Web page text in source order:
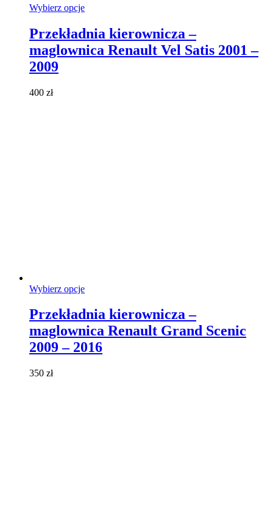
Wybierz opcjeTen
ma
wiele
wariantów.
Przekładnia kierownicza –
maglownica Renault Vel Satis 2001 –
2009
400 zł
Wybierz opcjeTen
ma
wiele
wariantów.
Opcje
można
Przekładnia kierownicza –
maglownica Renault Grand Scenic
2009 – 2016
350 zł